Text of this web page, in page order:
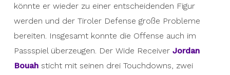
könnte er wieder zu einer entscheidenden Figur
werden und der Tiroler Defense große Probleme
bereiten. Insgesamt konnte die Offense auch im
Passspiel überzeugen. Der Wide Receiver Jordan
Bouahsticht mit seinen drei Touchdowns, zwei